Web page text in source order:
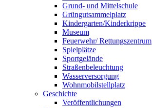
Grund- und Mittelschule
Grüngutsammelplatz
Kindergarten/Kinderkrippe
Museum
Feuerwehr/ Rettungszentrum
Spielplätze
Sportgelände
Straßenbeleuchtung
Wasserversorgung
Wohnmobilstellplatz
Geschichte
Veröffentlichungen